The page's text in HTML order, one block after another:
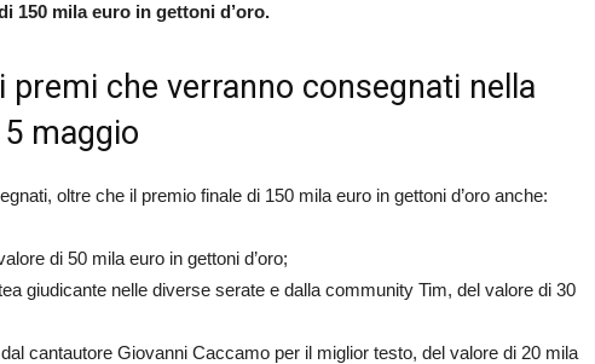
150 mila euro in gettoni d’oro.
che verranno consegnati nella
maggio
oltre che il premio finale di 150 mila euro in gettoni d’oro anche:
di 50 mila euro in gettoni d’oro;
giudicante nelle diverse serate e dalla community Tim, del valore di 30
cantautore Giovanni Caccamo per il miglior testo, del valore di 20 mila